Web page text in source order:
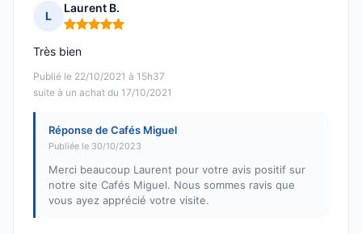
L
Laurent B.
Note : 5 sur 5
Publié le 22/10/2021 à 15h37
suite à un achat du 17/10/2021
Très bien
Réponse de Cafés Miguel
Publiée le 30/10/2023
Merci beaucoup Laurent pour votre avis positif sur
notre site Cafés Miguel. Nous sommes ravis que
vous ayez apprécié votre visite.